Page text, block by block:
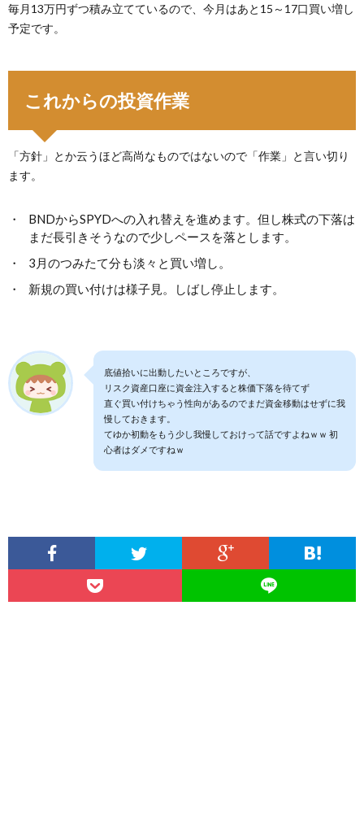
毎月13万円ずつ積み立てているので、今月はあと15～17口買い増し
予定です。
これからの投資作業
「方針」とか云うほど高尚なものではないので「作業」と言い切り
ます。
BNDからSPYDへの入れ替えを進めます。但し株式の下落は
まだ長引きそうなので少しペースを落とします。
3月のつみたて分も淡々と買い増し。
新規の買い付けは様子見。しばし停止します。
底値拾いに出動したいところですが、
リスク資産口座に資金注入すると株価下落を待てず
直ぐ買い付けちゃう性向があるのでまだ資金移動はせずに我
慢しておきます。
てゆか初動をもう少し我慢しておけって話ですよねｗｗ 初
心者はダメですねｗ